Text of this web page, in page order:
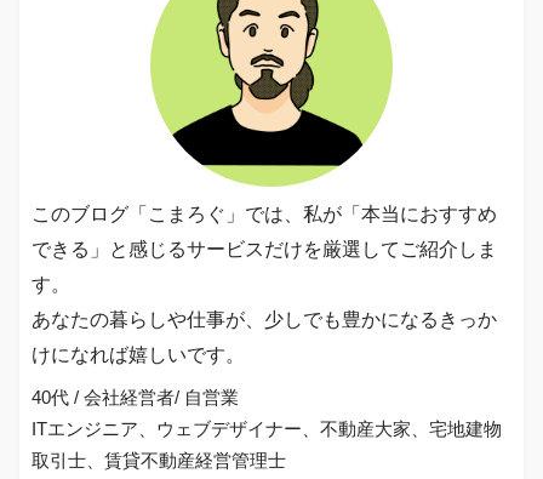
このブログ「こまろぐ」では、私が「本当におすすめ
できる」と感じるサービスだけを厳選してご紹介しま
す。
あなたの暮らしや仕事が、少しでも豊かになるきっか
けになれば嬉しいです。
40代 / 会社経営者/ 自営業
ITエンジニア、ウェブデザイナー、不動産大家、宅地建物
取引士、賃貸不動産経営管理士